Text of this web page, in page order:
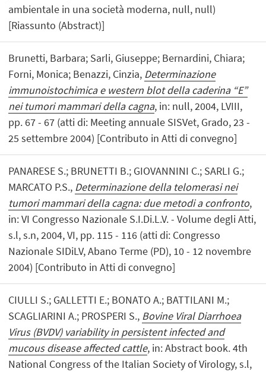
ambientale in una società moderna, null, null)
[Riassunto (Abstract)]
Brunetti, Barbara; Sarli, Giuseppe; Bernardini, Chiara;
Forni, Monica; Benazzi, Cinzia, Determinazione
immunoistochimica e western blot della caderina “E”
nei tumori mammari della cagna, in: null, 2004, LVIII,
pp. 67 - 67 (atti di: Meeting annuale SISVet, Grado, 23 -
25 settembre 2004) [Contributo in Atti di convegno]
PANARESE S.; BRUNETTI B.; GIOVANNINI C.; SARLI G.;
MARCATO P.S., Determinazione della telomerasi nei
tumori mammari della cagna: due metodi a confronto,
in: VI Congresso Nazionale S.I.Di.L.V. - Volume degli Atti,
s.l, s.n, 2004, VI, pp. 115 - 116 (atti di: Congresso
Nazionale SIDiLV, Abano Terme (PD), 10 - 12 novembre
2004) [Contributo in Atti di convegno]
CIULLI S.; GALLETTI E.; BONATO A.; BATTILANI M.;
SCAGLIARINI A.; PROSPERI S., Bovine Viral Diarrhoea
Virus (BVDV) variability in persistent infected and
mucous disease affected cattle, in: Abstract book. 4th
National Congress of the Italian Society of Virology, s.l,